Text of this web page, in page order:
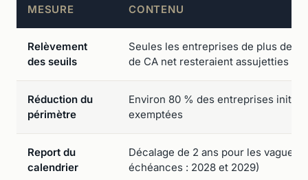
MESURE CONTENU
Relèvement
des seuils
Seules les entreprises de plus de 1
de CA net resteraient assujetties
Réduction du
périmètre
Environ 80 % des entreprises
exemptées
Report du
calendrier
Décalage de 2 ans pour les vagues
échéances : 2028 et 2029)